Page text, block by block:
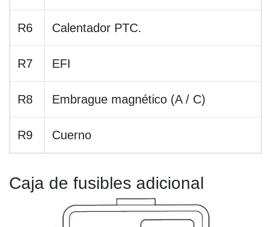
R6 Calentador PTC.
R7 EFI
R8 Embrague magnético (A / C)
R9 Cuerno
Caja de fusibles adicional